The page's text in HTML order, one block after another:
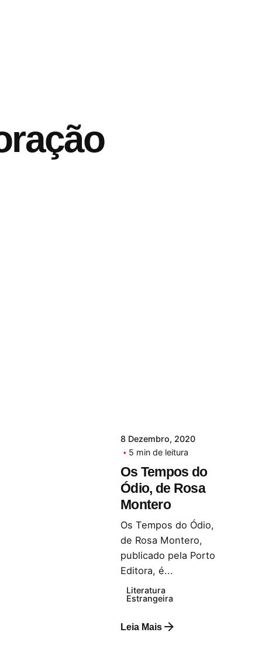
8 Dezembro, 2020
5 min de leitura
Os Tempos do
Ódio, de Rosa
Montero
Os Tempos do Ódio,
de Rosa Montero,
publicado pela Porto
Editora, é...
Literatura
Estrangeira
Leia Mais